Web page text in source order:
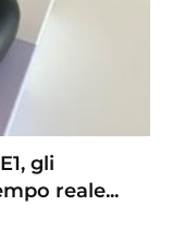
gli
reale...